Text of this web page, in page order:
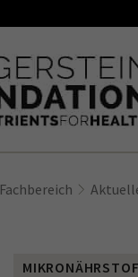
Fachbereich